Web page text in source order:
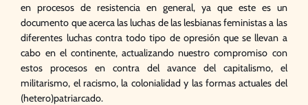
en procesos de resistencia en general, ya que este es un
documento que acerca las luchas de las lesbianas feministas a las
diferentes luchas contra todo tipo de opresión que se llevan a
cabo en el continente, actualizando nuestro compromiso con
estos procesos en contra del avance del capitalismo, el
militarismo, el racismo, la colonialidad y las formas actuales del
(hetero)patriarcado.